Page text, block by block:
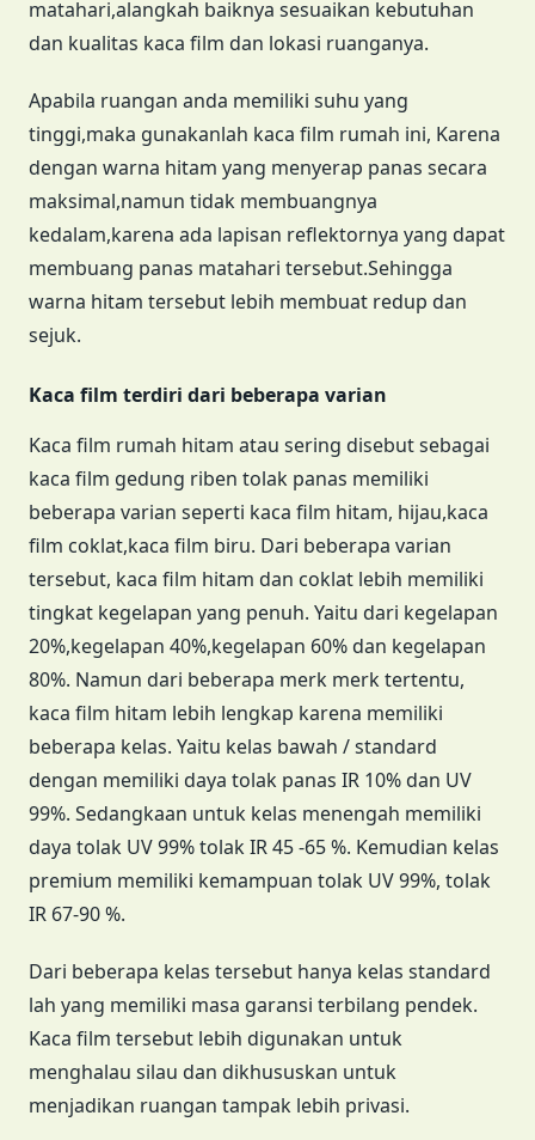
matahari,alangkah baiknya sesuaikan kebutuhan
dan kualitas kaca film dan lokasi ruanganya.
Apabila ruangan anda memiliki suhu yang
tinggi,maka gunakanlah kaca film rumah ini, Karena
dengan warna hitam yang menyerap panas secara
maksimal,namun tidak membuangnya
kedalam,karena ada lapisan reflektornya yang dapat
membuang panas matahari tersebut.Sehingga
warna hitam tersebut lebih membuat redup dan
sejuk.
Kaca film terdiri dari beberapa varian
Kaca film rumah hitam atau sering disebut sebagai
kaca film gedung riben tolak panas memiliki
beberapa varian seperti kaca film hitam, hijau,kaca
film coklat,kaca film biru. Dari beberapa varian
tersebut, kaca film hitam dan coklat lebih memiliki
tingkat kegelapan yang penuh. Yaitu dari kegelapan
20%,kegelapan 40%,kegelapan 60% dan kegelapan
80%. Namun dari beberapa merk merk tertentu,
kaca film hitam lebih lengkap karena memiliki
beberapa kelas. Yaitu kelas bawah / standard
dengan memiliki daya tolak panas IR 10% dan UV
99%. Sedangkaan untuk kelas menengah memiliki
daya tolak UV 99% tolak IR 45 -65 %. Kemudian kelas
premium memiliki kemampuan tolak UV 99%, tolak
IR 67-90 %.
Dari beberapa kelas tersebut hanya kelas standard
lah yang memiliki masa garansi terbilang pendek.
Kaca film tersebut lebih digunakan untuk
menghalau silau dan dikhususkan untuk
menjadikan ruangan tampak lebih privasi.